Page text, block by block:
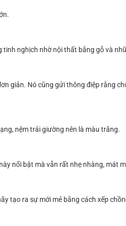
nghịch nhờ nội thất bằng gỗ và
giản. Nó cũng gửi thông điệp rằng
nệm trải giường nên là màu trắng.
nổi bật mà vẫn rất nhẹ nhàng, mát
tạo ra sự mới mẻ bằng cách xếp